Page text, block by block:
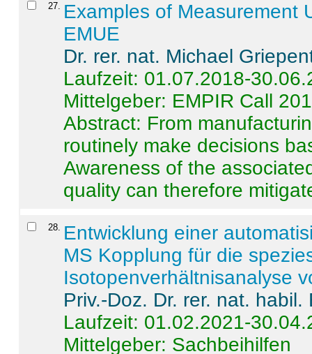
27. Examples of Measurement
EMUE
Dr. rer. nat. Michael
Laufzeit: 01.07.2018-
Mittelgeber: EMPIR Call
Abstract: From
routinely make decisions
Awareness of the
quality can therefore
28. Entwicklung einer
MS Kopplung für die
Isotopenverhältnisanalyse
Priv.-Doz. Dr. rer. nat.
Laufzeit: 01.02.2021-
Mittelgeber: Sachbeihilfen